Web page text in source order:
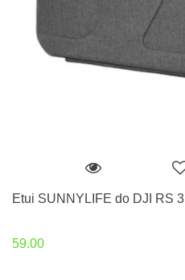
Etui SUNNYLIFE do DJI RS 3
59.00